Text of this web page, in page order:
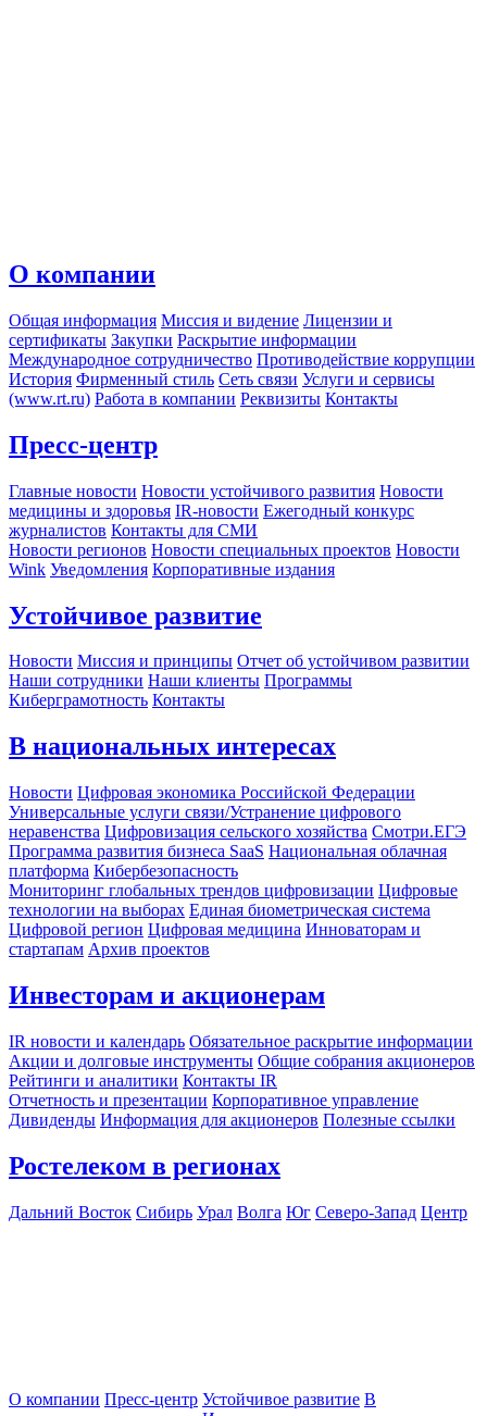
О компании
Общая информация Миссия и видение Лицензии и
сертификаты Закупки Раскрытие информации
Международное сотрудничество Противодействие коррупции
История Фирменный стиль Сеть связи Услуги и сервисы
(www.rt.ru) Работа в компании Реквизиты Контакты
Пресс-центр
Главные новости Новости устойчивого развития Новости
медицины и здоровья IR-новости Ежегодный конкурс
журналистов Контакты для СМИ
Новости регионов Новости специальных проектов Новости
Wink Уведомления Корпоративные издания
Устойчивое развитие
Новости Миссия и принципы Отчет об устойчивом развитии
Наши сотрудники Наши клиенты Программы
Киберграмотность Контакты
В национальных интересах
Новости Цифровая экономика Российской Федерации
Универсальные услуги связи/Устранение цифрового
неравенства Цифровизация сельского хозяйства Смотри.ЕГЭ
Программа развития бизнеса SaaS Национальная облачная
платформа Кибербезопасность
Мониторинг глобальных трендов цифровизации Цифровые
технологии на выборах Единая биометрическая система
Цифровой регион Цифровая медицина Инноваторам и
стартапам Архив проектов
Инвесторам и акционерам
IR новости и календарь Обязательное раскрытие информации
Акции и долговые инструменты Общие собрания акционеров
Рейтинги и аналитики Контакты IR
Отчетность и презентации Корпоративное управление
Дивиденды Информация для акционеров Полезные ссылки
Ростелеком в регионах
Дальний Восток Сибирь Урал Волга Юг Северо-Запад Центр
О компании Пресс-центр Устойчивое развитие В